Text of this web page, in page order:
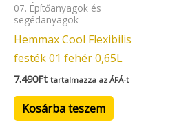
07. Építőanyagok és
segédanyagok
Hemmax Cool Flexibilis
festék 01 fehér 0,65L
7.490Ft tartalmazza az ÁFÁ-t
Kosárba teszem